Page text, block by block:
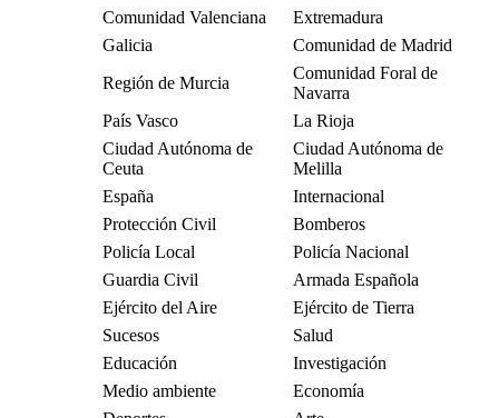
Comunidad Valenciana
Extremadura
Galicia
Comunidad de Madrid
Región de Murcia
Comunidad Foral de
Navarra
País Vasco
La Rioja
Ciudad Autónoma de
Ceuta
Ciudad Autónoma de
Melilla
España
Internacional
Protección Civil
Bomberos
Policía Local
Policía Nacional
Guardia Civil
Armada Española
Ejército del Aire
Ejército de Tierra
Sucesos
Salud
Educación
Investigación
Medio ambiente
Economía